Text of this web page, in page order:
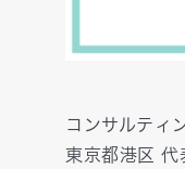
コンサルティ
東京都港区 代